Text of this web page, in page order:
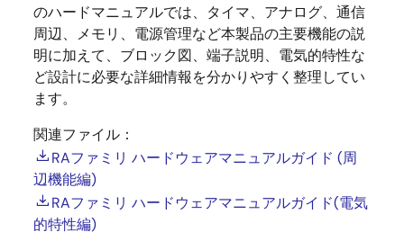
のハードマニュアルでは、タイマ、アナログ、通信
周辺、メモリ、電源管理など本製品の主要機能の説
明に加えて、ブロック図、端子説明、電気的特性な
ど設計に必要な詳細情報を分かりやすく整理してい
ます。
関連ファイル：
RAファミリ ハードウェアマニュアルガイド (周
辺機能編)
RAファミリ ハードウェアマニュアルガイド(電気
的特性編)